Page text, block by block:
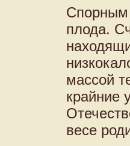
Спорным
плода.
массой
крайние
весе